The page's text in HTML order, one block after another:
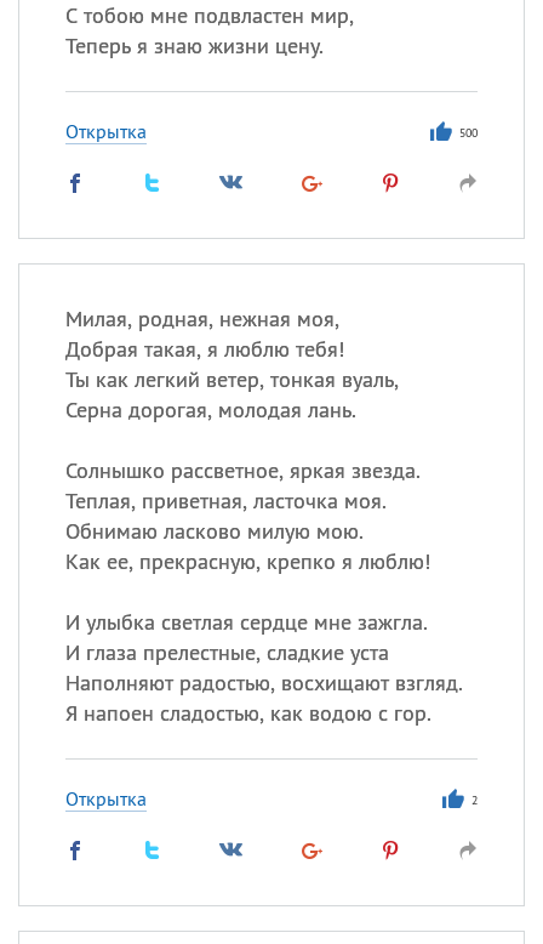
С тобою мне подвластен мир,
Теперь я знаю жизни цену.
Открытка 500
Милая, родная, нежная моя,
Добрая такая, я люблю тебя!
Ты как легкий ветер, тонкая вуаль,
Серна дорогая, молодая лань.
Солнышко рассветное, яркая звезда.
Теплая, приветная, ласточка моя.
Обнимаю ласково милую мою.
Как ее, прекрасную, крепко я люблю!
И улыбка светлая сердце мне зажгла.
И глаза прелестные, сладкие уста
Наполняют радостью, восхищают взгляд.
Я напоен сладостью, как водою с гор.
Открытка 2